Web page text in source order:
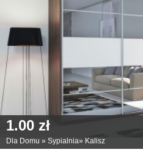
1.00 zł
Dla Domu » Sypialnia» Kalisz